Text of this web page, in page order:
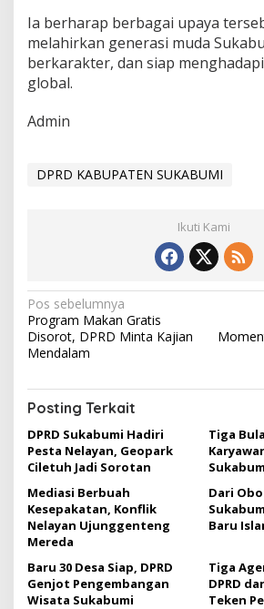
Ia berharap berbagai upaya
melahirkan generasi muda
berkarakter, dan siap
global.
Admin
DPRD KABUPATEN SUKABUMI
Ikuti Kami
N
a
v
i
g
a
s
i
p
o
s
Pos sebelumnya
Program Makan Gratis
Disorot, DPRD Minta Kajian
Mendalam
Posting Terkait
DPRD Sukabumi Hadiri
Pesta Nelayan, Geopark
Ciletuh Jadi Sorotan
Tiga
Mediasi Berbuah
Kesepakatan, Konflik
Nelayan Ujunggenteng
Mereda
Dari
Baru
Baru 30 Desa Siap, DPRD
Genjot Pengembangan
Wisata Sukabumi
Tiga
DPRD
Teken